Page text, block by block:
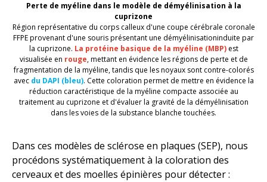
Perte de myéline dans le modèle de démyélinisation à la
cuprizone
Région représentative du corps calleux d'une coupe cérébrale coronale
FFPE provenant d'une sourisprésentantune démyélinisationinduite par
la cuprizone. La protéine basique de la myéline (MBP)est
visualisée en rouge,mettant en évidence les régions de perte et de
fragmentation de la myéline, tandis que les noyaux sont contre-colorés
avec du DAPI (bleu). Cette coloration permet de mettre en évidence la
réduction caractéristique de la myéline compacte associée au
traitement au cuprizone et d'évaluer la gravité de la démyélinisation
dans les voies de la substance blanche touchées.
Dans ces modèles de sclérose en plaques (SEP), nous
procédons systématiquement à la coloration des
cerveaux et des moelles épinières pour détecter :